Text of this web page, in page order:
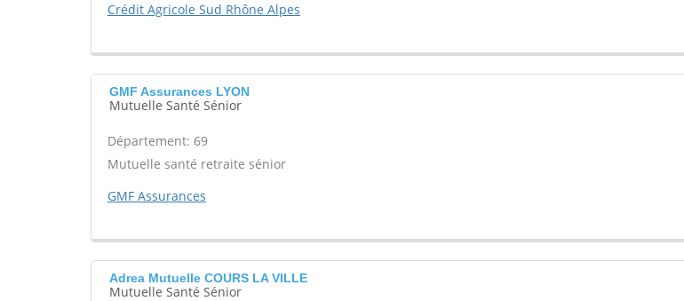
Crédit Agricole Sud Rhône Alpes
GMF Assurances LYON
Mutuelle Santé Sénior
Département: 69
Mutuelle santé retraite sénior
GMF Assurances
Adrea Mutuelle COURS LA VILLE
Mutuelle Santé Sénior